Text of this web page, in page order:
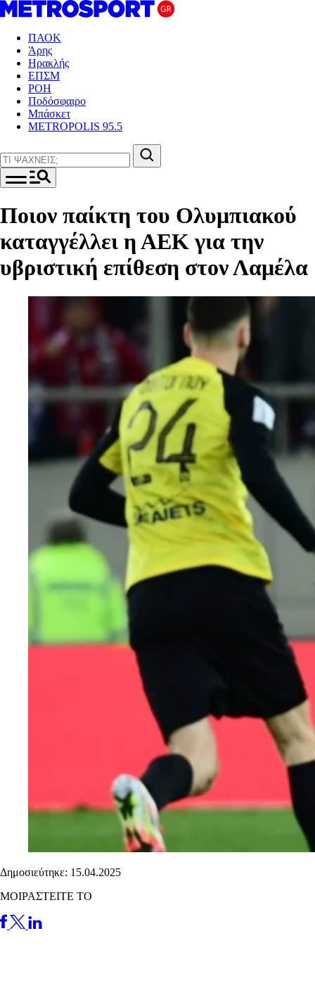
ΠΑΟΚ
Άρης
Ηρακλής
ΕΠΣΜ
ΡΟΗ
Ποδόσφαιρο
Μπάσκετ
METROPOLIS 95.5
Ποιον παίκτη του Ολυμπιακού
καταγγέλλει η ΑΕΚ για την
υβριστική επίθεση στον Λαμέλα
Δημοσιεύτηκε: 15.04.2025
ΜΟΙΡΑΣΤΕΙΤΕ ΤΟ